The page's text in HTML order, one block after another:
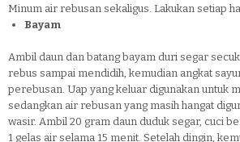
Minum air rebusan sekaligus. Lakukan setiap
Bayam
Ambil daun dan batang bayam duri segar
rebus sampai mendidih, kemudian angkat
perebusan. Uap yang keluar digunakan untuk
sedangkan air rebusan yang masih hangat
wasir. Ambil 20 gram daun duduk segar, cuci
1 gelas air selama 15 menit. Setelah dingin,